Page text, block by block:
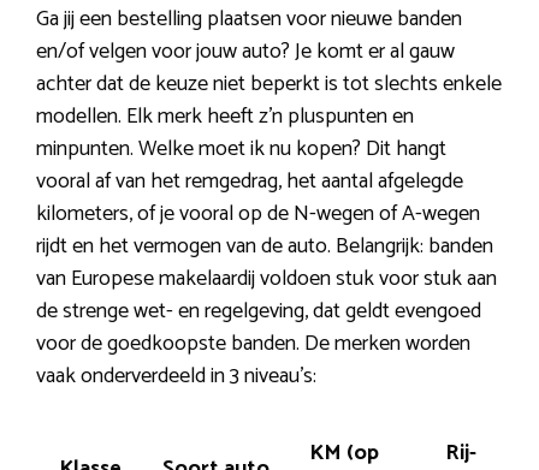
Ga jij een bestelling plaatsen voor nieuwe banden
en/of velgen voor jouw auto? Je komt er al gauw
achter dat de keuze niet beperkt is tot slechts enkele
modellen. Elk merk heeft z’n pluspunten en
minpunten. Welke moet ik nu kopen? Dit hangt
vooral af van het remgedrag, het aantal afgelegde
kilometers, of je vooral op de N-wegen of A-wegen
rijdt en het vermogen van de auto. Belangrijk: banden
van Europese makelaardij voldoen stuk voor stuk aan
de strenge wet- en regelgeving, dat geldt evengoed
voor de goedkoopste banden. De merken worden
vaak onderverdeeld in 3 niveau’s:
KM (op
Rij-